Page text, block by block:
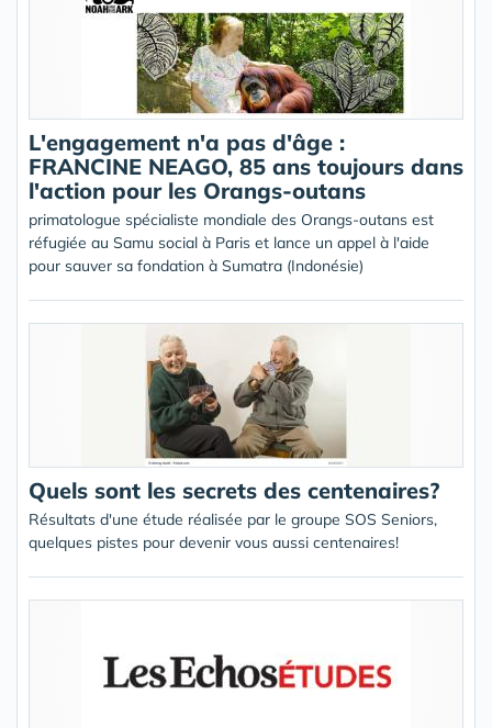
L'engagement n'a pas d'âge :
FRANCINE NEAGO, 85 ans toujours dans
l'action pour les Orangs-outans
primatologue spécialiste mondiale des Orangs-outans est
réfugiée au Samu social à Paris et lance un appel à l'aide
pour sauver sa fondation à Sumatra (Indonésie)
Quels sont les secrets des centenaires?
Résultats d'une étude réalisée par le groupe SOS Seniors,
quelques pistes pour devenir vous aussi centenaires!